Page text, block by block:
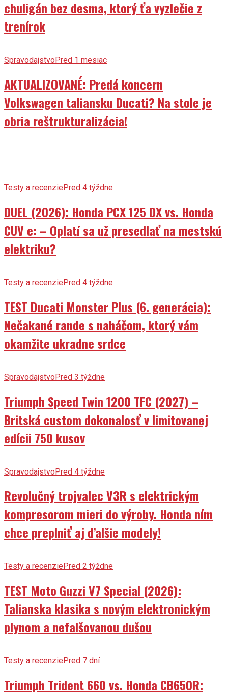
chuligán bez desma, ktorý ťa vyzlečie z
trenírok
SpravodajstvoPred 1 mesiac
AKTUALIZOVANÉ: Predá koncern
Volkswagen taliansku Ducati? Na stole je
obria reštrukturalizácia!
Testy a recenziePred 4 týždne
DUEL (2026): Honda PCX 125 DX vs. Honda
CUV e: – Oplatí sa už presedlať na mestskú
elektriku?
Testy a recenziePred 4 týždne
TEST Ducati Monster Plus (6. generácia):
Nečakané rande s naháčom, ktorý vám
okamžite ukradne srdce
SpravodajstvoPred 3 týždne
Triumph Speed Twin 1200 TFC (2027) –
Britská custom dokonalosť v limitovanej
edícii 750 kusov
SpravodajstvoPred 4 týždne
Revolučný trojvalec V3R s elektrickým
kompresorom mieri do výroby. Honda ním
chce preplniť aj ďalšie modely!
Testy a recenziePred 2 týždne
TEST Moto Guzzi V7 Special (2026):
Talianska klasika s novým elektronickým
plynom a nefalšovanou dušou
Testy a recenziePred 7 dní
Triumph Trident 660 vs. Honda CB650R: